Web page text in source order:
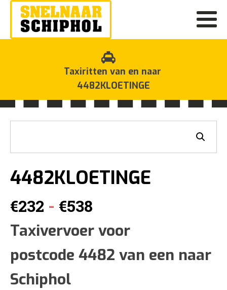
Taxiritten van en naar
4482KLOETINGE
4482KLOETINGE
€232 - €538
€232
tot
Taxivervoer voor
postcode 4482 van een naar
Schiphol